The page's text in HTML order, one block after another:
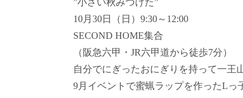
”小さい秋みつけた”
10月30日（日）9:30～12:00
SECOND HOME集合
（阪急六甲・JR六甲道から徒歩7分）
自分でにぎったおにぎりを持って一王
9月イベントで蜜蝋ラップを作ったLっ